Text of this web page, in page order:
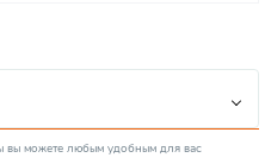
вы можете любым удобным для вас